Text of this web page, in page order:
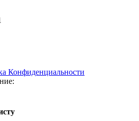
Конфиденциальности